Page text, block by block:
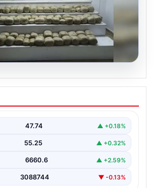
Jandarmadan Büyük
Operasyonu
başarılı bir operasyonda, yüklü
ele geçirildi.…
47.74 ▲ +0.18%
55.25 ▲ +0.32%
6660.6 ▲ +2.59%
3088744 ▼ -0.13%